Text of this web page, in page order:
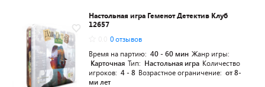
Настольная игра Геменот Детектив Клуб
12657
0 отзывов
Время на партию: 40 - 60 мин Жанр игры:
Карточная Тип: Настольная игра Количество
игроков: 4 - 8 Возрастное ограничение: от 8-
ми лет